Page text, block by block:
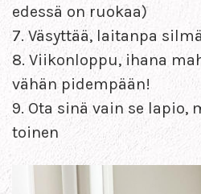
edessä on ruokaa)
7. Väsyttää, laitanpa
8. Viikonloppu, ihana
vähän pidempään!
9. Ota sinä vain se lapio,
toinen